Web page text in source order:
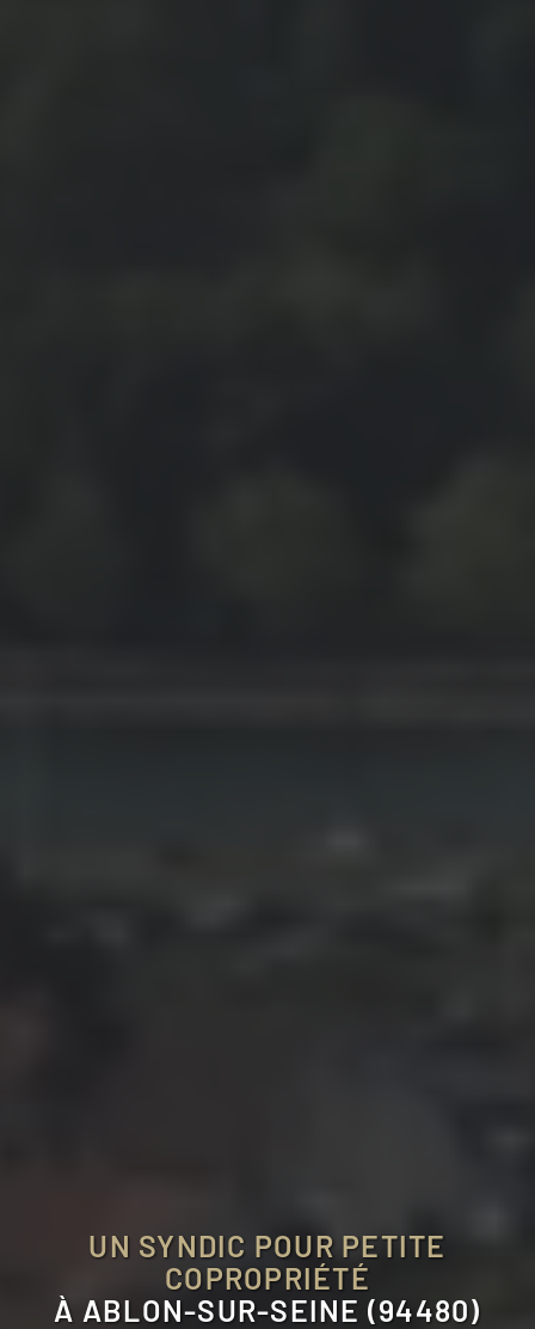
UN SYNDIC POUR PETITE
COPROPRIÉTÉ
À ABLON-SUR-SEINE (94480)